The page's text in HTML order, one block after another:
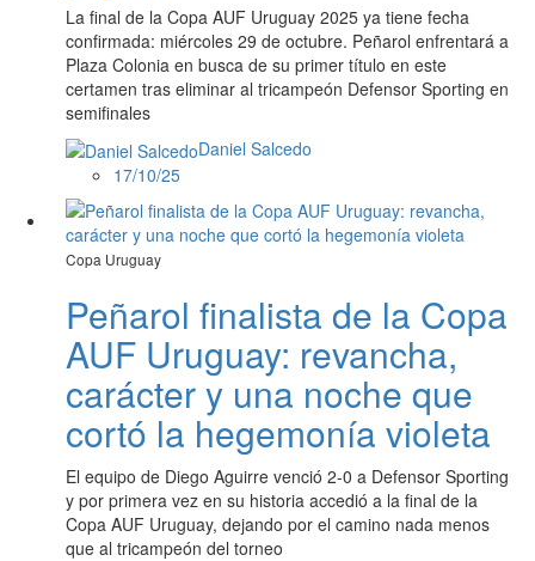
La final de la Copa AUF Uruguay 2025 ya tiene fecha
confirmada: miércoles 29 de octubre. Peñarol enfrentará a
Plaza Colonia en busca de su primer título en este
certamen tras eliminar al tricampeón Defensor Sporting en
semifinales
Daniel Salcedo
17/10/25
Copa Uruguay
Peñarol finalista de la Copa
AUF Uruguay: revancha,
carácter y una noche que
cortó la hegemonía violeta
El equipo de Diego Aguirre venció 2-0 a Defensor Sporting
y por primera vez en su historia accedió a la final de la
Copa AUF Uruguay, dejando por el camino nada menos
que al tricampeón del torneo